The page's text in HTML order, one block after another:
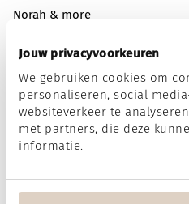
Jouw privacyvoorkeuren
We gebruiken cookies om
personaliseren, social
websiteverkeer te
met partners, die deze
informatie.
Norah & more
Norah op social media